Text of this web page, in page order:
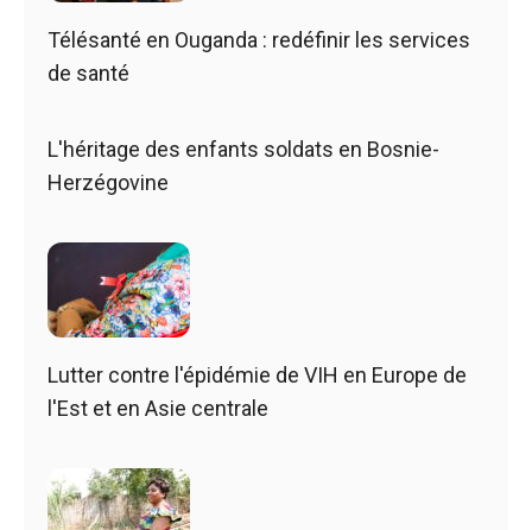
Télésanté en Ouganda : redéfinir les services
de santé
L'héritage des enfants soldats en Bosnie-
Herzégovine
Lutter contre l'épidémie de VIH en Europe de
l'Est et en Asie centrale